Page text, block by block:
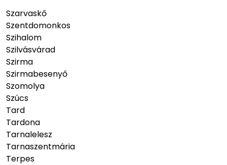
Szarvaskő
Szentdomonkos
Szihalom
Szilvásvárad
Szirma
Szirmabesenyő
Szomolya
Szúcs
Tard
Tardona
Tarnalelesz
Tarnaszentmária
Terpes